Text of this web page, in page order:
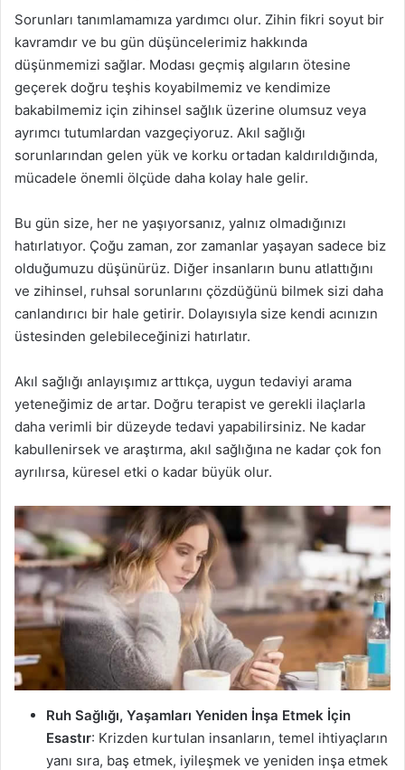
Sorunları tanımlamamıza yardımcı olur. Zihin fikri soyut bir
kavramdır ve bu gün düşüncelerimiz hakkında
düşünmemizi sağlar. Modası geçmiş algıların ötesine
geçerek doğru teşhis koyabilmemiz ve kendimize
bakabilmemiz için zihinsel sağlık üzerine olumsuz veya
ayrımcı tutumlardan vazgeçiyoruz. Akıl sağlığı
sorunlarından gelen yük ve korku ortadan kaldırıldığında,
mücadele önemli ölçüde daha kolay hale gelir.
Bu gün size, her ne yaşıyorsanız, yalnız olmadığınızı
hatırlatıyor. Çoğu zaman, zor zamanlar yaşayan sadece biz
olduğumuzu düşünürüz. Diğer insanların bunu atlattığını
ve zihinsel, ruhsal sorunlarını çözdüğünü bilmek sizi daha
canlandırıcı bir hale getirir. Dolayısıyla size kendi acınızın
üstesinden gelebileceğinizi hatırlatır.
Akıl sağlığı anlayışımız arttıkça, uygun tedaviyi arama
yeteneğimiz de artar. Doğru terapist ve gerekli ilaçlarla
daha verimli bir düzeyde tedavi yapabilirsiniz. Ne kadar
kabullenirsek ve araştırma, akıl sağlığına ne kadar çok fon
ayrılırsa, küresel etki o kadar büyük olur.
Ruh Sağlığı, Yaşamları Yeniden İnşa Etmek İçin
Esastır: Krizden kurtulan insanların, temel ihtiyaçların
yanı sıra, baş etmek, iyileşmek ve yeniden inşa etmek